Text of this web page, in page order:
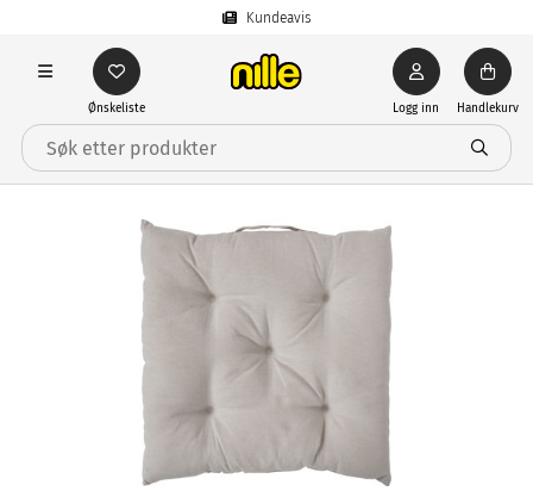
Kundeavis
Ønskeliste Logg inn Handlekurv